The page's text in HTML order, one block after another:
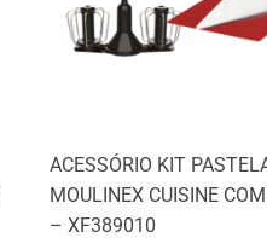
ACESSÓRIO KIT
MOULINEX CUISINE
– XF389010